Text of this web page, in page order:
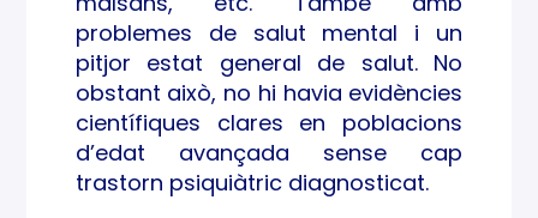
problemes de salut mental i un
pitjor estat general de salut. No
obstant això, no hi havia evidències
científiques clares en poblacions
d’edat avançada sense cap
trastorn psiquiàtric diagnosticat.